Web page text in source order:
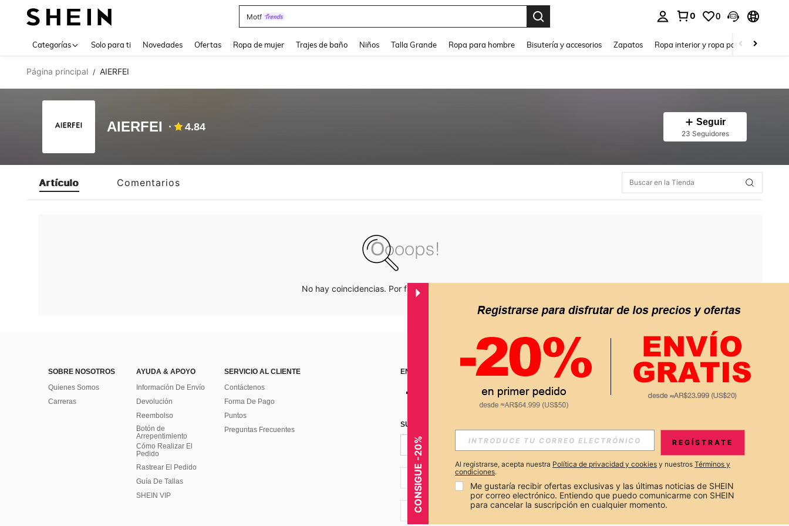
Campera
0 0
Categorías Solo para ti Novedades Ofertas Ropa de mujer Trajes de baño Niños Talla Grande Ropa para hombre Bisutería y accesorios Zapatos Ropa interior y ropa para dormir
Página principal / AIERFEI
AIERFEI 4.84 Seguir
23 Seguidores
Artículo Comentarios
No hay coincidencias. Por favor inténtalo de nuevo.
SOBRE NOSOTROS
Quienes Somos
Carreras
AYUDA & APOYO
Información De Envío
Devolución
Reembolso
Botón de
Arrepentimiento
Cómo Realizar El
Pedido
Rastrear El Pedido
Guía De Tallas
SHEIN VIP
SERVICIO AL CLIENTE
Contáctenos
Forma De Pago
Puntos
Preguntas Frecuentes
ENCUÉNTRANOS EN APP
SUSCRÍBETE PARA RECIBIR OFERTAS EXCLUSIVAS, PROMOCIONES Y NOTICIAS DE SHEIN
Suscribir
AR + 54
AR + 54
CONSIGUE -20% REGÍSTRATE
Al registrarse, acepta nuestra Política de privacidad y cookies y nuestros Términos y
condiciones.
Me gustaría recibir ofertas exclusivas y las últimas noticias de SHEIN
por correo electrónico. Entiendo que puedo comunicarme con SHEIN
para cancelar la suscripción en cualquier momento.